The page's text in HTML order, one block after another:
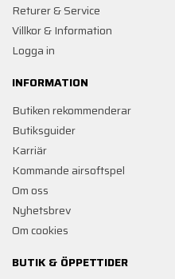
Returer & Service
Villkor & Information
Logga in
INFORMATION
Butiken rekommenderar
Butiksguider
Karriär
Kommande airsoftspel
Om oss
Nyhetsbrev
Om cookies
BUTIK & ÖPPETTIDER